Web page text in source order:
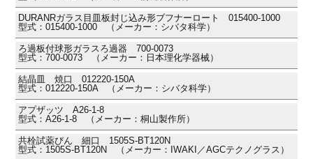
DURANRガラス目皿板封じ込み形ブフナーロート 015400-1000
型式：015400-1000 （メーカー：シバタ科学）
ろ過板付球形ガラスろ過器 700-0073
型式：700-0073 （メーカー：日本理化学器械）
結晶皿 焼口 012220-150A
型式：012220-150A （メーカー：シバタ科学）
アプザッツ A26-1-8
型式：A26-1-8 （メーカー：桐山製作所）
共栓試薬びん 細口 1505S-BT120N
型式：1505S-BT120N （メーカー：IWAKI／AGCテクノグラス）